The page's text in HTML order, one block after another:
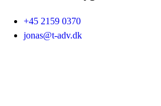
+45 2159 0370
jonas@t-adv.dk